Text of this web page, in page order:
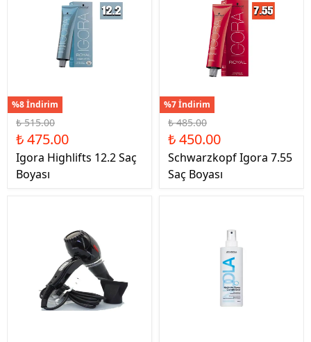
%8 İndirim
₺ 515.00
₺ 475.00
Igora Highlifts 12.2 Saç
Boyası
%7 İndirim
₺ 485.00
₺ 450.00
Schwarzkopf Igora 7.55
Saç Boyası